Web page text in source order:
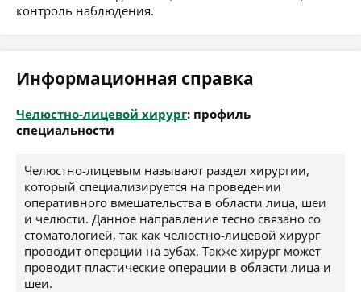
контроль наблюдения.
Информационная справка
Челюстно-лицевой хирург: профиль
специальности
Челюстно-лицевым называют раздел хирургии,
который специализируется на проведении
оперативного вмешательства в области лица, шеи
и челюсти. Данное направление тесно связано со
стоматологией, так как челюстно-лицевой хирург
проводит операции на зубах. Также хирург может
проводит пластические операции в области лица и
шеи.